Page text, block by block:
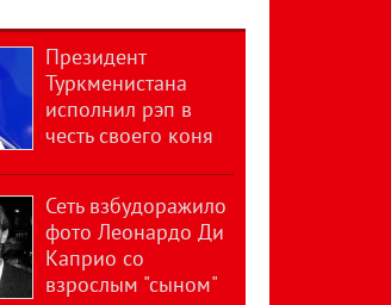
Президент
Туркменистана
исполнил рэп в
честь своего коня
Сеть взбудоражило
фото Леонардо Ди
Каприо со
взрослым "сыном"